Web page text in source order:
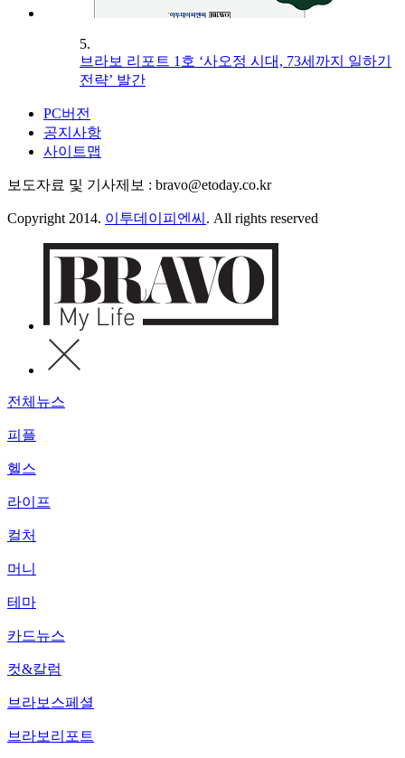
5.
브라보 리포트 1호 ‘사오정 시대, 73세까지 일하기
전략’ 발간
PC버전
공지사항
사이트맵
보도자료 및 기사제보 : bravo@etoday.co.kr
Copyright 2014. 이투데이피엔씨 . All rights reserved
전체뉴스
피플
헬스
라이프
컬처
머니
테마
카드뉴스
컷&칼럼
브라보스페셜
브라보리포트